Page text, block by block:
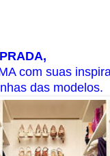
PRADA,
com suas
das modelos.